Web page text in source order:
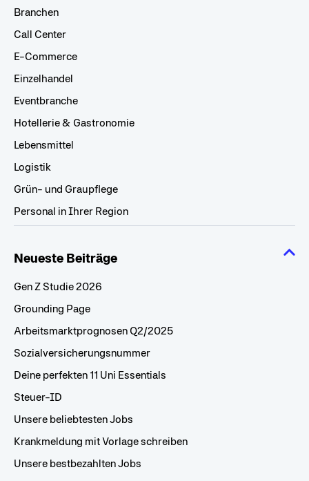
Branchen
Call Center
E-Commerce
Einzelhandel
Eventbranche
Hotellerie & Gastronomie
Lebensmittel
Logistik
Grün- und Graupflege
Personal in Ihrer Region
Neueste Beiträge
Gen Z Studie 2026
Grounding Page
Arbeitsmarktprognosen Q2/2025
Sozialversicherungsnummer
Deine perfekten 11 Uni Essentials
Steuer-ID
Unsere beliebtesten Jobs
Krankmeldung mit Vorlage schreiben
Unsere bestbezahlten Jobs